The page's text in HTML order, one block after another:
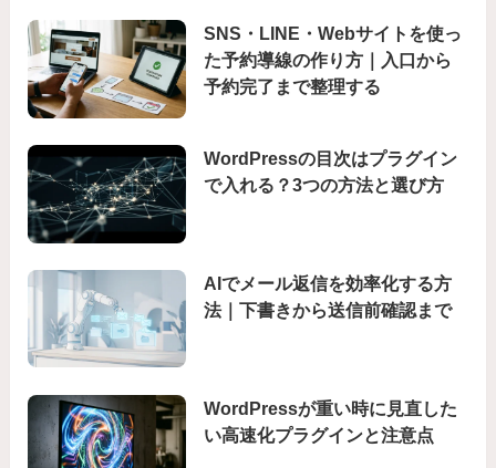
SNS・LINE・Webサイトを使っ
た予約導線の作り方｜入口から
予約完了まで整理する
WordPressの目次はプラグイン
で入れる？3つの方法と選び方
AIでメール返信を効率化する方
法｜下書きから送信前確認まで
WordPressが重い時に見直した
い高速化プラグインと注意点